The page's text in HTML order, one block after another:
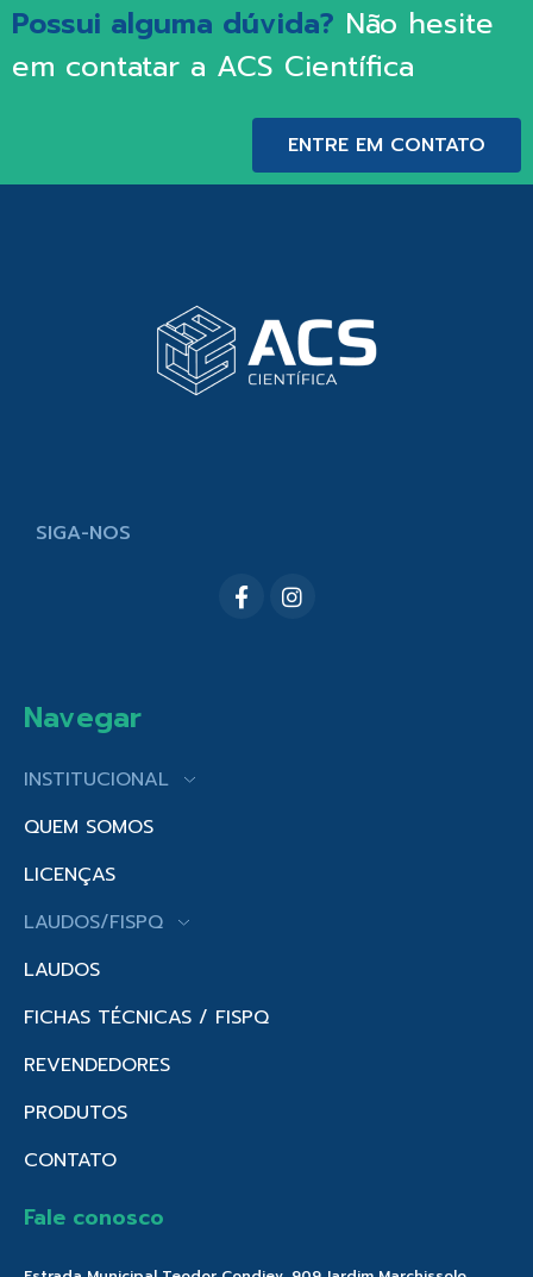
Possui alguma dúvida? Não hesite
em contatar a ACS Científica
ENTRE EM CONTATO
SIGA-NOS
Navegar
INSTITUCIONAL
QUEM SOMOS
LICENÇAS
LAUDOS/FISPQ
LAUDOS
FICHAS TÉCNICAS / FISPQ
REVENDEDORES
PRODUTOS
CONTATO
Fale conosco